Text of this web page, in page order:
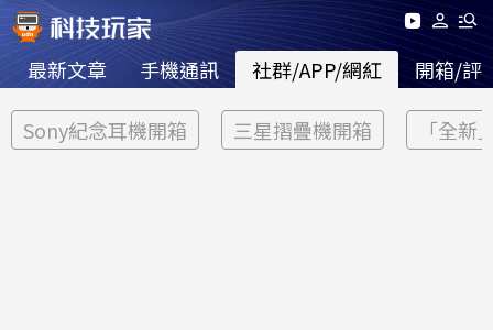
最新文章 手機通訊 社群/APP/網紅 開箱/評
Sony紀念耳機開箱 三星摺疊機開箱 「全新